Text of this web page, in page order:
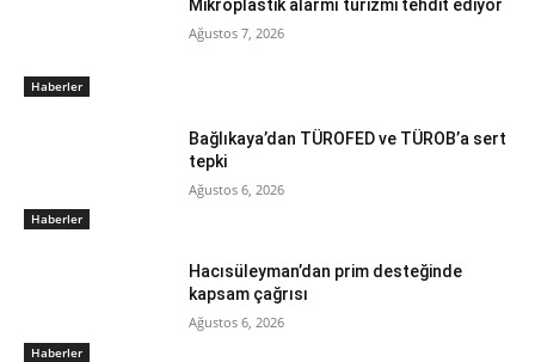
Haberler
Mikroplastik alarmı turizmi tehdit ediyor
Ağustos 7, 2026
Haberler
Bağlıkaya’dan TÜROFED ve TÜROB’a sert
tepki
Ağustos 6, 2026
Haberler
Hacısüleyman’dan prim desteğinde
kapsam çağrısı
Ağustos 6, 2026